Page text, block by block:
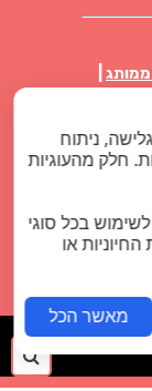
ממותג
מרנגניתוח
חלק מהעוגיות
בכל סוגי
או
מאשר הכל